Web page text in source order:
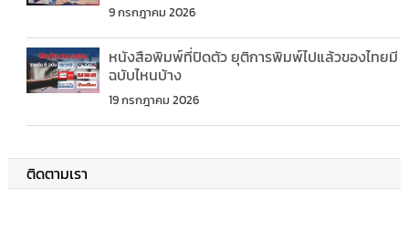
9 กรกฎาคม 2026
หนังสือพิมพ์ที่ปิดตัว ยุติการพิมพ์ไปแล้วของไทยมี
ฉบับไหนบ้าง
19 กรกฎาคม 2026
ติดตามเรา